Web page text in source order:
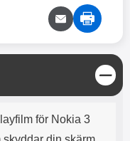
C
l
o
för Nokia 3